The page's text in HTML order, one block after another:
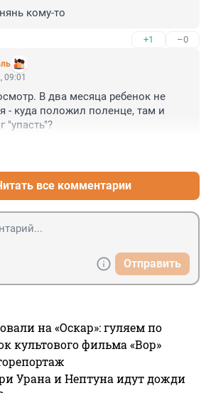
кому-то
+1 –0
09:01
В два месяца ребенок не
- куда положил поленце, там и
"упасть"?
все комментарии
Отправить
на «Оскар»: гуляем по
культового фильма «Вор»
Урана и Нептуна идут дожди